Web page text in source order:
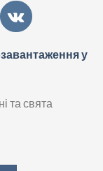
у
та свята